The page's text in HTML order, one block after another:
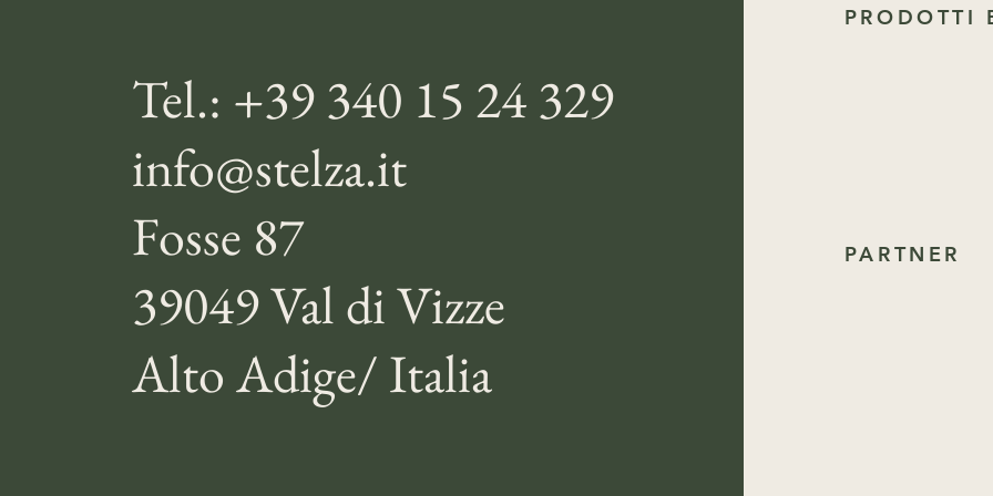
Tel.: +39 340 15 24 329
info@stelza.it
Fosse 87
39049 Val di Vizze
Alto Adige/ Italia
PRODOTTI
PARTNER